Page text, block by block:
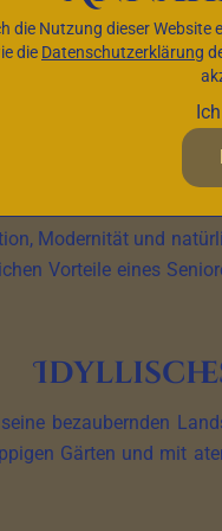
für
Stadt,
Modernität und
Vorteile eines
bezaubernden
Gärten und mit
die Nutzung dieser Website
die Datenschutzerklärung